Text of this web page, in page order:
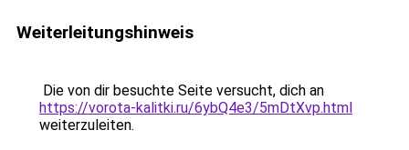
Weiterleitungshinweis
Die von dir besuchte Seite versucht, dich an
https://vorota-kalitki.ru/6ybQ4e3/5mDtXvp.html
weiterzuleiten.